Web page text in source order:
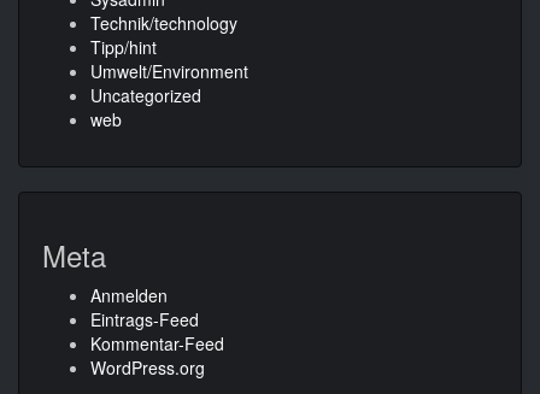
Technik/technology
Tipp/hint
Umwelt/Environment
Uncategorized
web
Meta
Anmelden
Eintrags-Feed
Kommentar-Feed
WordPress.org